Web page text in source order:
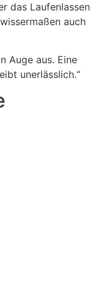
das Laufenlassen
auch
Auge aus. Eine
unerlässlich.“